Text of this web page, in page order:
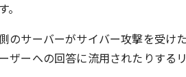
のサーバーがサイバー攻撃を受け
ザーへの回答に流用されたりするリ